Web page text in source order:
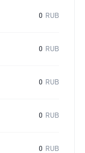
0 RUB
0 RUB
0 RUB
0 RUB
0 RUB